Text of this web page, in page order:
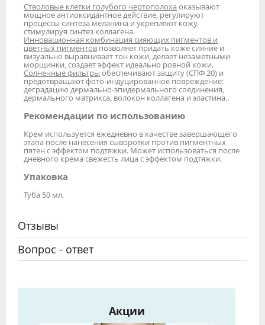
Стволовые клетки голубого чертополоха оказывают
мощное антиоксидантное действие, регулируют
процессы синтеза меланина и укрепляют кожу,
стимулируя синтез коллагена.
Инновационная комбинация сияющих пигментов и
цветных пигментов позволяет придать коже сияние и
визуально выравнивает тон кожи, делает незаметными
морщинки, создает эффект идеально ровной кожи.
Солнечные фильтры обеспечивают защиту (СПФ 20) и
предотвращают фото-индуцированное повреждение:
деградацию дермально-эпидермального соединения,
дермального матрикса, волокон коллагена и эластина..
Рекомендации по использованию
Крем используется ежедневно в качестве завершающего
этапа после нанесения сыворотки против пигментных
пятен с эффектом подтяжки. Может использоваться после
дневного крема свежесть лица с эффектом подтяжки.
Упаковка
Туба 50 мл.
Отзывы
Вопрос - ответ
Акции